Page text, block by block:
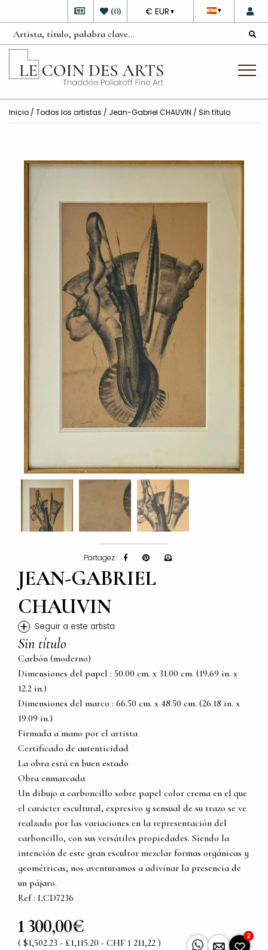
▼
DEVISE
€ EUR ▼
(0)
Inicio / Todos los artistas / Jean-Gabriel CHAUVIN / Sin título
Partagez :
JEAN-GABRIEL
CHAUVIN
+ Seguir a este artista
Sin título
Carbón (moderno)
Dimensiones del papel : 50.00 cm. x 31.00 cm. (19.69 in. x
12.2 in.)
Dimensiones del marco : 66.50 cm. x 48.50 cm. (26.18 in. x
19.09 in.)
Firmada a mano por el artista
Certificado de autenticidad
La obra está en buen estado
Obra enmarcada
Un dibujo a carboncillo sobre papel color crema en el que
el carácter escultural, expresivo y sensual de su trazo se ve
realzado por las variaciones en la representación del
carboncillo, con sus versátiles propiedades. Siendo la
intención de este gran escultor mezclar formas orgánicas y
geométricas, nos aventuramos a adivinar la presencia de
un pájaro.
Ref : LCD7236
1 300,00€
( $1,502.23 - £1,115.20 - CHF 1 211,22 )
2